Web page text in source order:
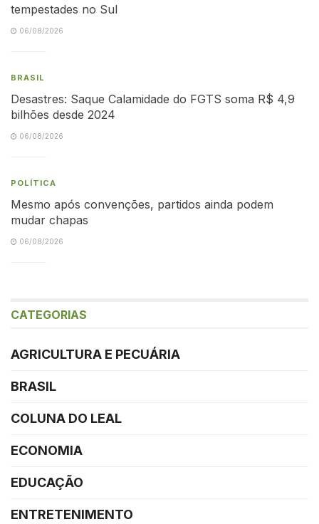
tempestades no Sul
06/08/2026
BRASIL
Desastres: Saque Calamidade do FGTS soma R$ 4,9
bilhões desde 2024
06/08/2026
POLÍTICA
Mesmo após convenções, partidos ainda podem
mudar chapas
06/08/2026
CATEGORIAS
AGRICULTURA E PECUÁRIA
BRASIL
COLUNA DO LEAL
ECONOMIA
EDUCAÇÃO
ENTRETENIMENTO